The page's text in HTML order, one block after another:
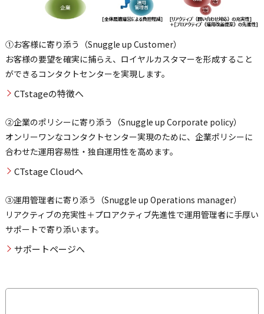
①お客様に寄り添う（Snuggle up Customer）
お客様の要望を確実に捕らえ、ロイヤルカスタマーを形成すること
ができるコンタクトセンターを実現します。
CTstageの特徴へ
②企業のポリシーに寄り添う（Snuggle up Corporate policy）
オンリーワンなコンタクトセンター実現のために、企業ポリシーに
合わせた運用容易性・独自運用性を高めます。
CTstage Cloudへ
③運用管理者に寄り添う（Snuggle up Operations manager）
リアクティブの充実性＋プロアクティブ先進性で運用管理者に手厚い
サポートで寄り添います。
サポートページへ